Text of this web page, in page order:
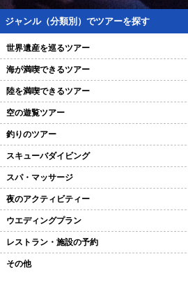
ジャンル（分類別）でツアーを探す
世界遺産を巡るツアー
海が満喫できるツアー
陸を満喫できるツアー
空の遊覧ツアー
釣りのツアー
スキューバダイビング
スパ・マッサージ
夜のアクティビティー
ウエディングプラン
レストラン・施設の予約
その他